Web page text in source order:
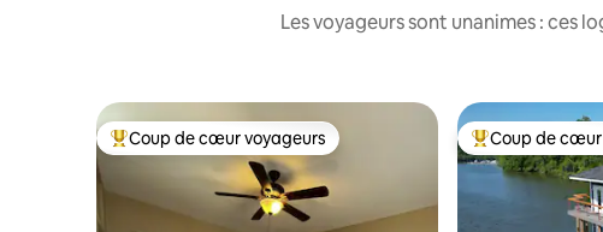
Les voyageurs sont unanimes : ces
Coups de cœur voyageurs les plus appréciés
Coup de cœur voyageurs Coups de cœur
Coup de